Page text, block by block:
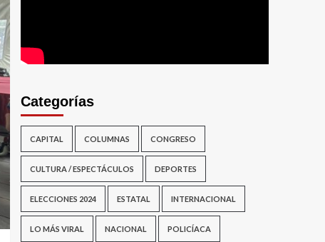
Categorías
CAPITAL COLUMNAS CONGRESO
CULTURA / ESPECTÁCULOS DEPORTES
ELECCIONES 2024 ESTATAL INTERNACIONAL
LO MÁS VIRAL NACIONAL POLICÍACA